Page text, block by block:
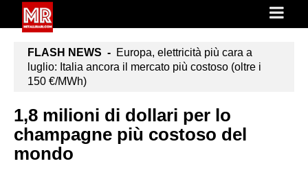
FLASH NEWS - Europa, elettricità più cara a
luglio: Italia ancora il mercato più costoso (oltre i
150 €/MWh)
1,8 milioni di dollari per lo
champagne più costoso del
mondo